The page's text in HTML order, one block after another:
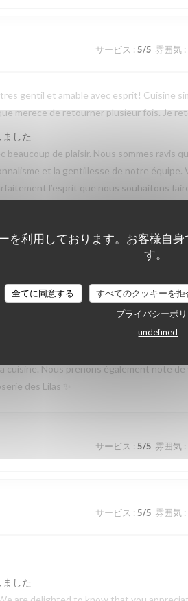
を利用しております。お客様自
す。
全てに同意する すべてのクッキーを拒
プライバシーポ
undefined
サービス : 5/5 雰囲気:
gentil et amable avec esprit! Cuisine
merece de retourner plusieur fois. Je
した
de plaisir. Nous sommes ravis
et la gentillesse de notre équipe.
l’esprit que nous souhaitons
Lilas ✨
le restaurant Bel n’offre aucune
de partager votre expérience. Nous
cuisine. Nous prenons également note
des Lilas ✨
サービス : 5/5 雰囲気:
サービス : 5/5 雰囲気:
した